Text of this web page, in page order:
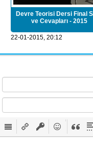
Devre Teorisi Dersi Final
ve Cevapları - 2015
22-01-2015, 20:12